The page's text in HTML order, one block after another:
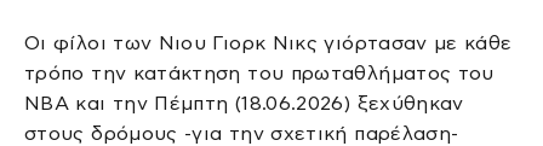
Οι φίλοι των Νιου Γιορκ Νικς γιόρτασαν με κάθε
τρόπο την κατάκτηση του πρωταθλήματος του
ΝΒΑ και την Πέμπτη (18.06.2026) ξεχύθηκαν
στους δρόμους -για την σχετική παρέλαση-